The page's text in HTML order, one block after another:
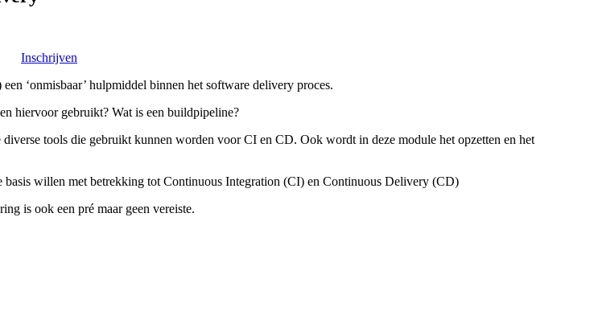
Inschrijven
‘onmisbaar’ hulpmiddel binnen het software delivery proces.
hiervoor gebruikt? Wat is een buildpipeline?
tools die gebruikt kunnen worden voor CI en CD. Ook wordt in deze module het opzetten en het
basis willen met betrekking tot Continuous Integration (CI) en Continuous Delivery (CD)
is ook een pré maar geen vereiste.